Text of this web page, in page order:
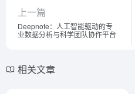
上一篇
Deepnote：人工智能驱动的专
业数据分析与科学团队协作平台
相关文章